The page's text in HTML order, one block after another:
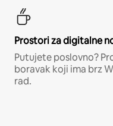
Prostori za digitalne
Putujete poslovno?
boravak koji ima brz
rad.